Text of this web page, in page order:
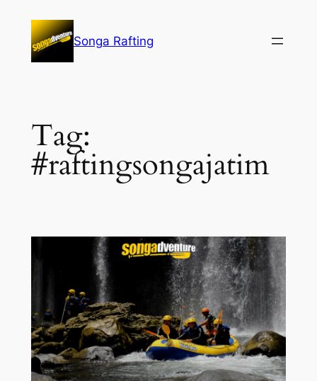
konten
Songa Rafting
Tag:
#raftingsongajatim